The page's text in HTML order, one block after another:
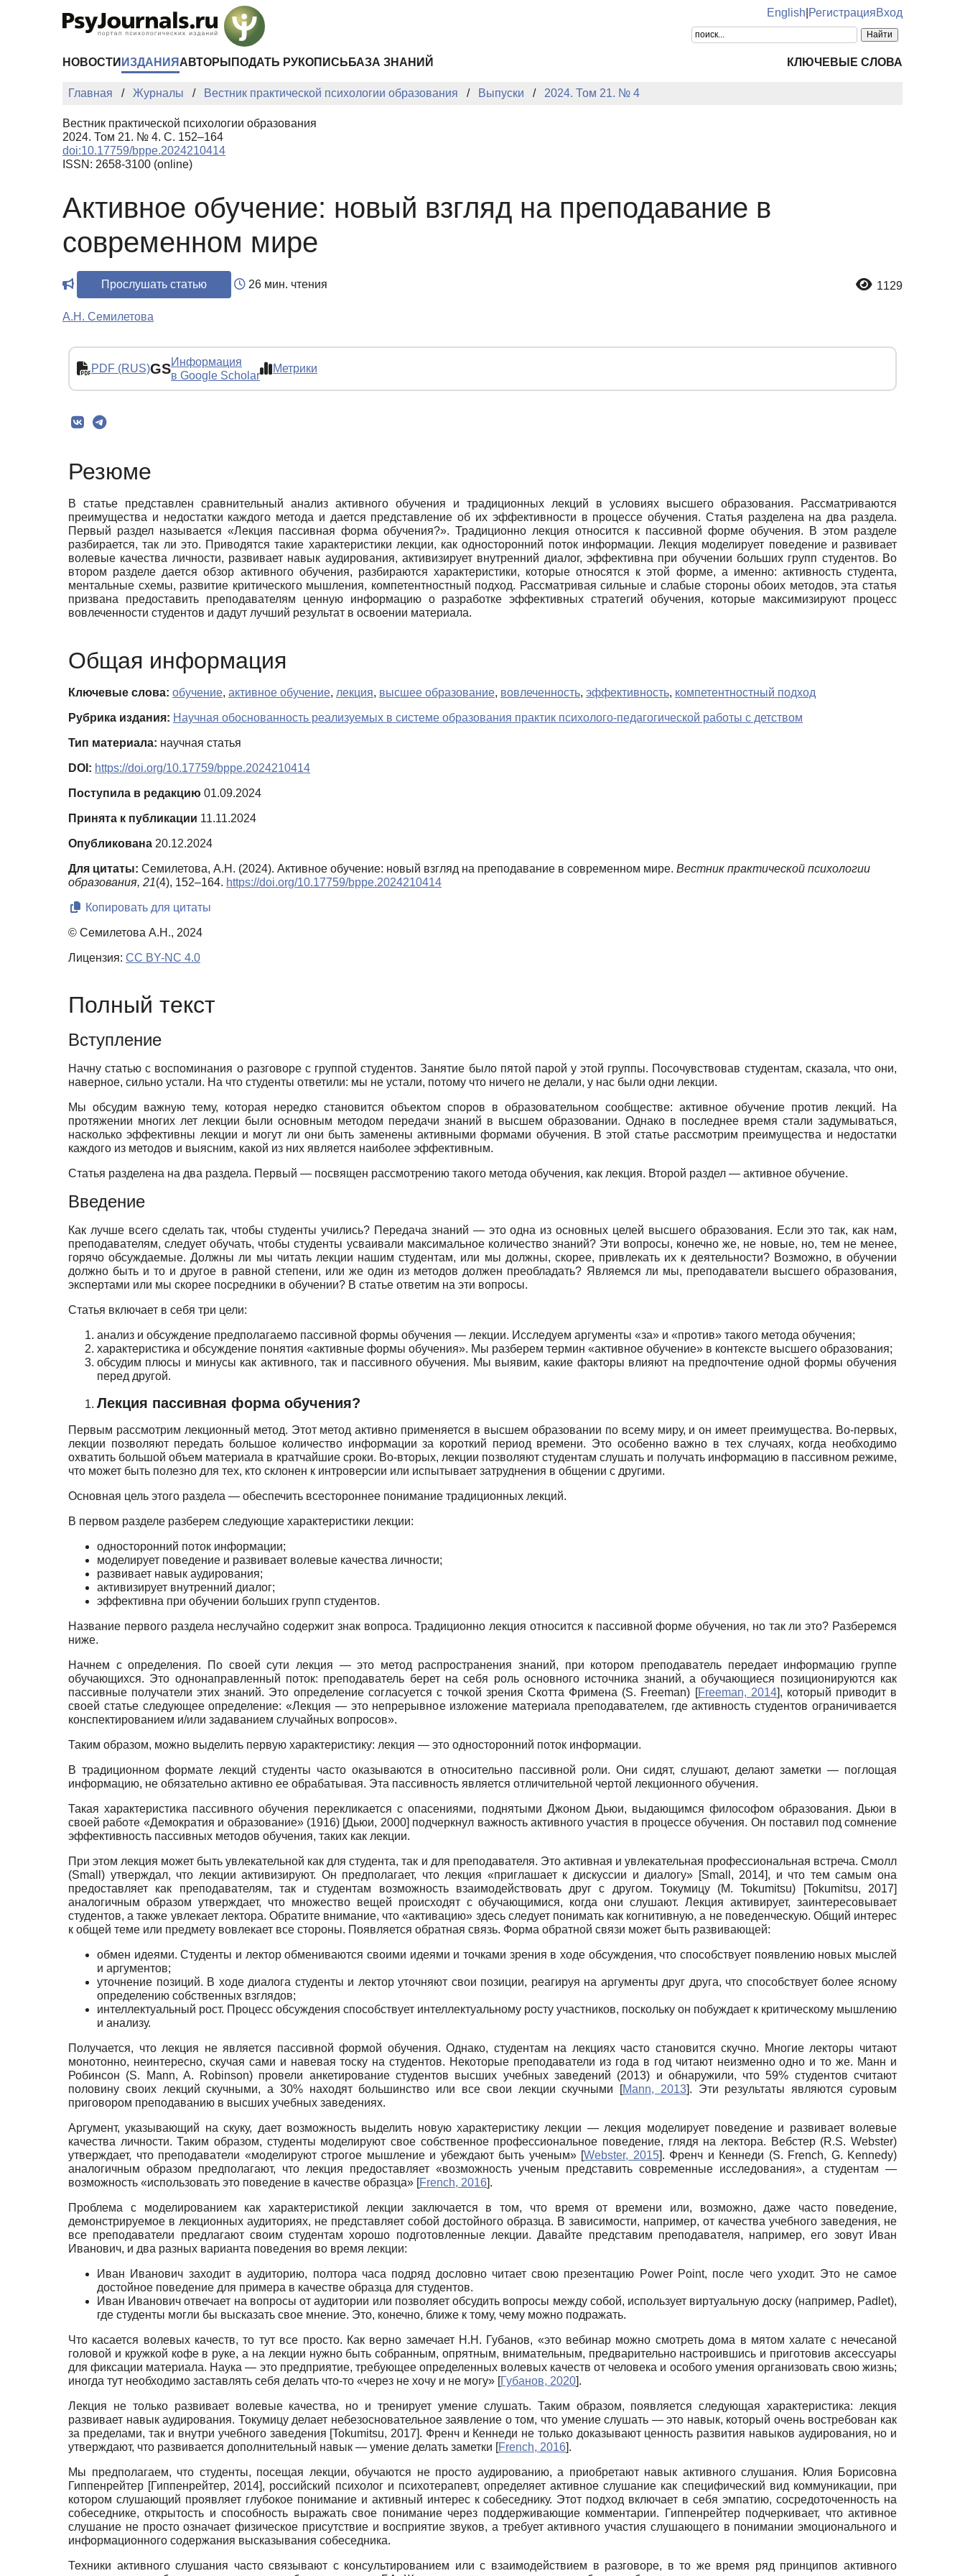
English РегистрацияВход
НОВОСТИ ИЗДАНИЯ АВТОРЫ ПОДАТЬ РУКОПИСЬ БАЗА ЗНАНИЙ КЛЮЧЕВЫЕ СЛОВА
Главная Журналы Вестник практической психологии образования Выпуски 2024. Том 21. № 4
Вестник практической психологии образования
2024. Том 21. № 4. С. 152–164
doi:10.17759/bppe.2024210414
ISSN: 2658-3100 (online)
Активное обучение: новый взгляд на преподавание в
современном мире
Прослушать статью 26 мин. чтения 1129
А.Н. Семилетова
PDF (RUS)GSИнформация
в Google Scholar
Метрики
Резюме
В статье представлен сравнительный анализ активного обучения и традиционных лекций в условиях высшего образования. Рассматриваются
преимущества и недостатки каждого метода и дается представление об их эффективности в процессе обучения. Статья разделена на два раздела.
Первый раздел называется «Лекция пассивная форма обучения?». Традиционно лекция относится к пассивной форме обучения. В этом разделе
разбирается, так ли это. Приводятся такие характеристики лекции, как односторонний поток информации. Лекция моделирует поведение и развивает
волевые качества личности, развивает навык аудирования, активизирует внутренний диалог, эффективна при обучении больших групп студентов. Во
втором разделе дается обзор активного обучения, разбираются характеристики, которые относятся к этой форме, а именно: активность студента,
ментальные схемы, развитие критического мышления, компетентностный подход. Рассматривая сильные и слабые стороны обоих методов, эта статья
призвана предоставить преподавателям ценную информацию о разработке эффективных стратегий обучения, которые максимизируют процесс
вовлеченности студентов и дадут лучший результат в освоении материала.
Общая информация
Ключевые слова: обучение, активное обучение, лекция, высшее образование, вовлеченность, эффективность, компетентностный подход
Рубрика издания: Научная обоснованность реализуемых в системе образования практик психолого-педагогической работы с детством
Тип материала: научная статья
DOI: https://doi.org/10.17759/bppe.2024210414
Поступила в редакцию 01.09.2024
Принята к публикации 11.11.2024
Опубликована 20.12.2024
Для цитаты: Семилетова, А.Н. (2024). Активное обучение: новый взгляд на преподавание в современном мире. Вестник практической психологии
образования, 21(4), 152–164. https://doi.org/10.17759/bppe.2024210414
Копировать для цитаты
© Семилетова А.Н., 2024
Лицензия: CC BY-NC 4.0
Полный текст
Вступление
Начну статью с воспоминания о разговоре с группой студентов. Занятие было пятой парой у этой группы. Посочувствовав студентам, сказала, что они,
наверное, сильно устали. На что студенты ответили: мы не устали, потому что ничего не делали, у нас были одни лекции.
Мы обсудим важную тему, которая нередко становится объектом споров в образовательном сообществе: активное обучение против лекций. На
протяжении многих лет лекции были основным методом передачи знаний в высшем образовании. Однако в последнее время стали задумываться,
насколько эффективны лекции и могут ли они быть заменены активными формами обучения. В этой статье рассмотрим преимущества и недостатки
каждого из методов и выясним, какой из них является наиболее эффективным.
Статья разделена на два раздела. Первый — посвящен рассмотрению такого метода обучения, как лекция. Второй раздел — активное обучение.
Введение
Как лучше всего сделать так, чтобы студенты учились? Передача знаний — это одна из основных целей высшего образования. Если это так, как нам,
преподавателям, следует обучать, чтобы студенты усваивали максимальное количество знаний? Эти вопросы, конечно же, не новые, но, тем не менее,
горячо обсуждаемые. Должны ли мы читать лекции нашим студентам, или мы должны, скорее, привлекать их к деятельности? Возможно, в обучении
должно быть и то и другое в равной степени, или же один из методов должен преобладать? Являемся ли мы, преподаватели высшего образования,
экспертами или мы скорее посредники в обучении? В статье ответим на эти вопросы.
Статья включает в себя три цели:
анализ и обсуждение предполагаемо пассивной формы обучения — лекции. Исследуем аргументы «за» и «против» такого метода обучения;
характеристика и обсуждение понятия «активные формы обучения». Мы разберем термин «активное обучение» в контексте высшего образования;
обсудим плюсы и минусы как активного, так и пассивного обучения. Мы выявим, какие факторы влияют на предпочтение одной формы обучения
перед другой.
Лекция пассивная форма обучения?
Первым рассмотрим лекционный метод. Этот метод активно применяется в высшем образовании по всему миру, и он имеет преимущества. Во-первых,
лекции позволяют передать большое количество информации за короткий период времени. Это особенно важно в тех случаях, когда необходимо
охватить большой объем материала в кратчайшие сроки. Во-вторых, лекции позволяют студентам слушать и получать информацию в пассивном режиме,
что может быть полезно для тех, кто склонен к интроверсии или испытывает затруднения в общении с другими.
Основная цель этого раздела — обеспечить всестороннее понимание традиционных лекций.
В первом разделе разберем следующие характеристики лекции:
односторонний поток информации;
моделирует поведение и развивает волевые качества личности;
развивает навык аудирования;
активизирует внутренний диалог;
эффективна при обучении больших групп студентов.
Название первого раздела неслучайно содержит знак вопроса. Традиционно лекция относится к пассивной форме обучения, но так ли это? Разберемся
ниже.
Начнем с определения. По своей сути лекция — это метод распространения знаний, при котором преподаватель передает информацию группе
обучающихся. Это однонаправленный поток: преподаватель берет на себя роль основного источника знаний, а обучающиеся позиционируются как
пассивные получатели этих знаний. Это определение согласуется с точкой зрения Скотта Фримена (S. Freeman) [Freeman, 2014], который приводит в
своей статье следующее определение: «Лекция — это непрерывное изложение материала преподавателем, где активность студентов ограничивается
конспектированием и/или задаванием случайных вопросов».
Таким образом, можно выделить первую характеристику: лекция — это односторонний поток информации.
В традиционном формате лекций студенты часто оказываются в относительно пассивной роли. Они сидят, слушают, делают заметки — поглощая
информацию, не обязательно активно ее обрабатывая. Эта пассивность является отличительной чертой лекционного обучения.
Такая характеристика пассивного обучения перекликается с опасениями, поднятыми Джоном Дьюи, выдающимся философом образования. Дьюи в
своей работе «Демократия и образование» (1916) [Дьюи, 2000] подчеркнул важность активного участия в процессе обучения. Он поставил под сомнение
эффективность пассивных методов обучения, таких как лекции.
При этом лекция может быть увлекательной как для студента, так и для преподавателя. Это активная и увлекательная профессиональная встреча. Смолл
(Small) утверждал, что лекции активизируют. Он предполагает, что лекция «приглашает к дискуссии и диалогу» [Small, 2014], и что тем самым она
предоставляет как преподавателям, так и студентам возможность взаимодействовать друг с другом. Токумицу (M. Tokumitsu)
[Tokumitsu, 2017]
аналогичным образом утверждает, что множество вещей происходят с обучающимися, когда они слушают. Лекция активирует, заинтересовывает
студентов, а также увлекает лектора. Обратите внимание, что «активацию» здесь следует понимать как когнитивную, а не поведенческую. Общий интерес
к общей теме или предмету вовлекает все стороны. Появляется обратная связь. Форма обратной связи может быть развивающей:
обмен идеями. Студенты и лектор обмениваются своими идеями и точками зрения в ходе обсуждения, что способствует появлению новых мыслей
и аргументов;
уточнение позиций. В ходе диалога студенты и лектор уточняют свои позиции, реагируя на аргументы друг друга, что способствует более ясному
определению собственных взглядов;
интеллектуальный рост. Процесс обсуждения способствует интеллектуальному росту участников, поскольку он побуждает к критическому мышлению
и анализу.
Получается, что лекция не является пассивной формой обучения. Однако, студентам на лекциях часто становится скучно. Многие лекторы читают
монотонно, неинтересно, скучая сами и навевая тоску на студентов. Некоторые преподаватели из года в год читают неизменно одно и то же. Манн и
Робинсон (S. Mann, A. Robinson) провели анкетирование студентов высших учебных заведений (2013) и обнаружили, что 59% студентов считают
половину своих лекций скучными, а 30% находят большинство или все свои лекции скучными
[Mann, 2013]. Эти результаты являются суровым
приговором преподаванию в высших учебных заведениях.
Аргумент, указывающий на скуку, дает возможность выделить новую характеристику лекции — лекция моделирует поведение и развивает волевые
качества личности. Таким образом, студенты моделируют свое собственное профессиональное поведение, глядя на лектора. Вебстер (R.S. Webster)
утверждает, что преподаватели «моделируют строгое мышление и убеждают быть ученым» [Webster, 2015]. Френч и Кеннеди (S. French, G. Kennedy)
аналогичным образом предполагают, что лекция предоставляет «возможность ученым представить современные исследования», а студентам —
возможность «использовать это поведение в качестве образца» [French, 2016].
Проблема с моделированием как характеристикой лекции заключается в том, что время от времени или, возможно, даже часто поведение,
демонстрируемое в лекционных аудиториях, не представляет собой достойного образца. В зависимости, например, от качества учебного заведения, не
все преподаватели предлагают своим студентам хорошо подготовленные лекции. Давайте представим преподавателя, например, его зовут Иван
Иванович, и два разных варианта поведения во время лекции:
Иван Иванович заходит в аудиторию, полтора часа подряд дословно читает свою презентацию Power Point, после чего уходит. Это не самое
достойное поведение для примера в качестве образца для студентов.
Иван Иванович отвечает на вопросы от аудитории или позволяет обсудить вопросы между собой, использует виртуальную доску (например, Padlet),
где студенты могли бы высказать свое мнение. Это, конечно, ближе к тому, чему можно подражать.
Что касается волевых качеств, то тут все просто. Как верно замечает Н.Н. Губанов, «это вебинар можно смотреть дома в мятом халате с нечесаной
головой и кружкой кофе в руке, а на лекции нужно быть собранным, опрятным, внимательным, предварительно настроившись и приготовив аксессуары
для фиксации материала. Наука — это предприятие, требующее определенных волевых качеств от человека и особого умения организовать свою жизнь;
иногда тут необходимо заставлять себя делать что-то «через не хочу и не могу» [Губанов, 2020].
Лекция не только развивает волевые качества, но и тренирует умение слушать. Таким образом, появляется следующая характеристика: лекция
развивает навык аудирования. Токумицу делает небезосновательное заявление о том, что умение слушать — это навык, который очень востребован как
за пределами, так и внутри учебного заведения [Tokumitsu, 2017]. Френч и Кеннеди не только доказывают ценность развития навыков аудирования, но и
утверждают, что развивается дополнительный навык — умение делать заметки [French, 2016].
Мы предполагаем, что студенты, посещая лекции, обучаются не просто аудированию, а приобретают навык активного слушания. Юлия Борисовна
Гиппенрейтер [Гиппенрейтер, 2014], российский психолог и психотерапевт, определяет активное слушание как специфический вид коммуникации, при
котором слушающий проявляет глубокое понимание и активный интерес к собеседнику. Этот подход включает в себя эмпатию, сосредоточенность на
собеседнике, открытость и способность выражать свое понимание через поддерживающие комментарии. Гиппенрейтер подчеркивает, что активное
слушание не просто означает физическое присутствие и восприятие звуков, а требует активного участия слушающего в понимании эмоционального и
информационного содержания высказывания собеседника.
Техники активного слушания часто связывают с консультированием или с взаимодействием в разговоре, в то же время ряд принципов активного